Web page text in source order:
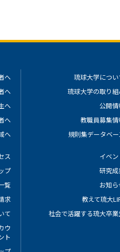
へ
へ
へ
へ
へ
ス
プ
覧
求
て
ウ
ト
琉球大学につい
琉球大学の取り
公開
教職員募集
規則集データベー
イベン
研究
お知ら
教えて琉大
社会で活躍する琉大卒